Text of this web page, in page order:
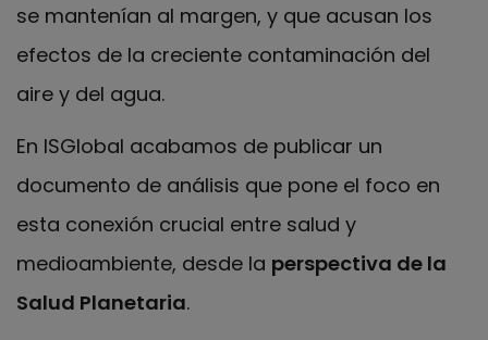
se mantenían al margen, y que acusan los
efectos de la creciente contaminación del
aire y del agua.
En ISGlobal acabamos de publicar un
documento de análisis que pone el foco en
esta conexión crucial entre salud y
medioambiente, desde la perspectiva de la
Salud Planetaria.